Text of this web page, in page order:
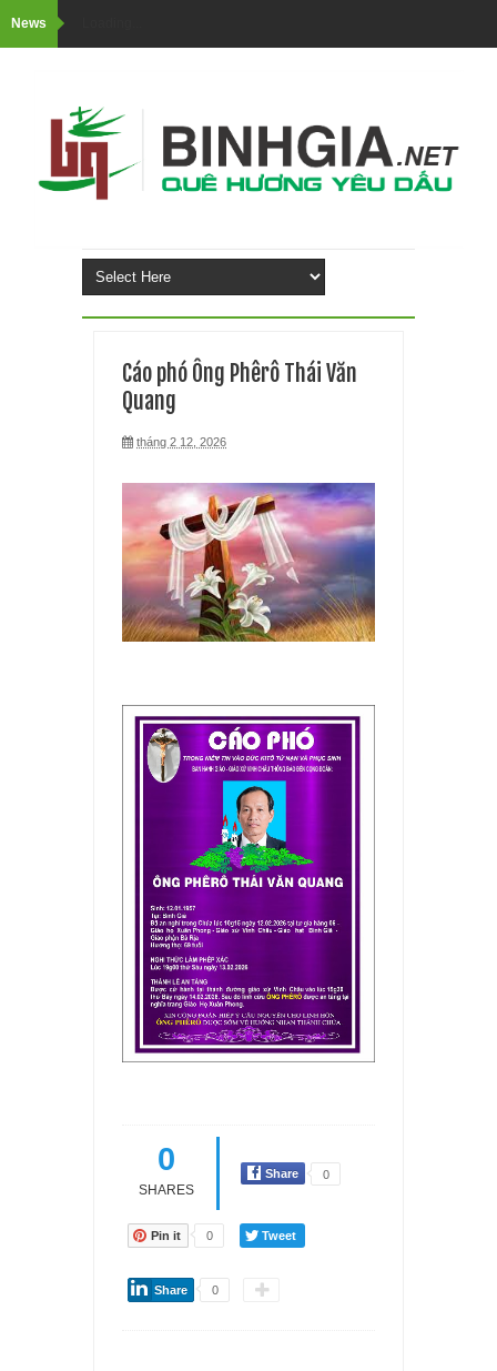
News
Cáo phó Ông Phêrô Thái Văn
Quang
tháng 2 12, 2026
0
SHARES
Share 0
Pin it 0 Tweet
Share 0